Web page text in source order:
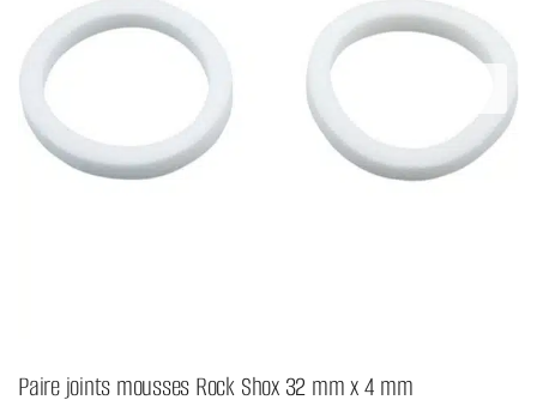
Paire joints mousses Rock Shox 32 mm x 4 mm